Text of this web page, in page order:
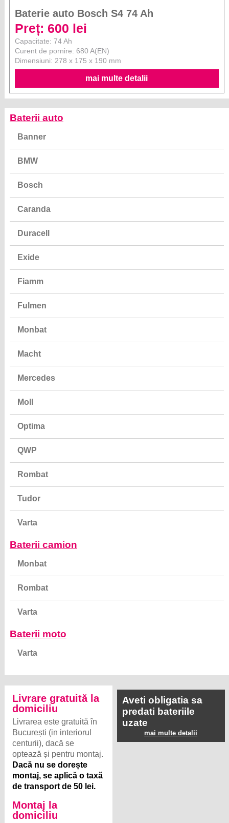
Baterie auto Bosch S4 74 Ah
Preț: 600 lei
Capacitate: 74 Ah
Curent de pornire: 680 A(EN)
Dimensiuni: 278 x 175 x 190 mm
mai multe detalii
Baterii auto
Banner
BMW
Bosch
Caranda
Duracell
Exide
Fiamm
Fulmen
Monbat
Macht
Mercedes
Moll
Optima
QWP
Rombat
Tudor
Varta
Baterii camion
Monbat
Rombat
Varta
Baterii moto
Varta
Livrare gratuită la
domiciliu
Livrarea este gratuită în
București (in interiorul
centurii), dacă se
optează și pentru montaj.
Dacă nu se dorește
montaj, se aplică o taxă
de transport de 50 lei.
Montaj la
domiciliu
Aveti obligatia sa
predati bateriile
uzate
mai multe detalii